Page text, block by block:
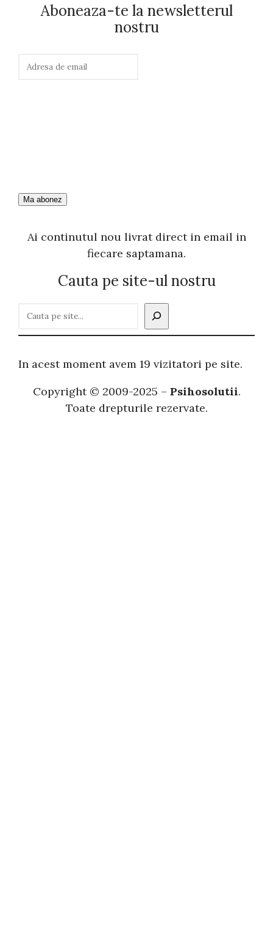
Aboneaza-te la newsletterul
nostru
Ai continutul nou livrat direct in email in
fiecare saptamana.
Cauta pe site-ul nostru
t
In acest moment avem 19 vizitatori pe site.
Copyright © 2009-2025 – Psihosolutii.
Toate drepturile rezervate.